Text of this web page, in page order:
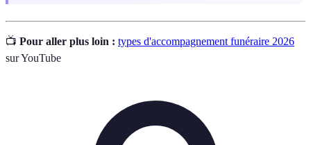
📺 Pour aller plus loin : types d'accompagnement funéraire 2026
sur YouTube